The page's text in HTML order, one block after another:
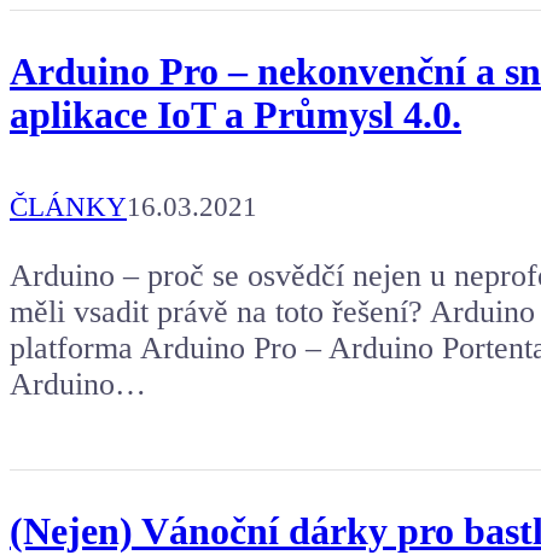
Arduino Pro – nekonvenční a
aplikace IoT a Průmysl 4.0.
ČLÁNKY16.03.2021
Arduino – proč se osvědčí nejen u
měli vsadit právě na toto řešení?
platforma Arduino Pro – Arduino
Arduino…
(Nejen) Vánoční dárky pro